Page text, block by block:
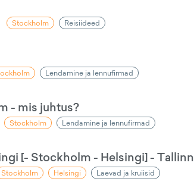
Stockholm Reisiideed
Lendamine ja lennufirmad
- mis juhtus?
Stockholm Lendamine ja lennufirmad
[- Stockholm - Helsingi] - Tallinn
Stockholm Helsingi
Laevad ja kruiisid